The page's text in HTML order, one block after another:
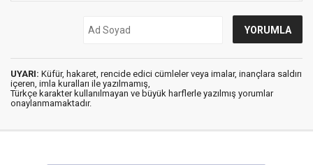
UYARI: Küfür, hakaret, rencide edici cümleler veya imalar, inançlara saldırı
içeren, imla kuralları ile yazılmamış,
Türkçe karakter kullanılmayan ve büyük harflerle yazılmış yorumlar
onaylanmamaktadır.